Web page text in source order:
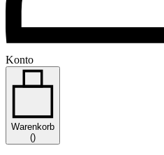
Konto
Warenkorb
()